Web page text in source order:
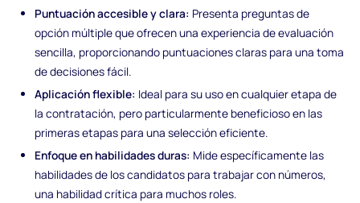
Puntuación accesible y clara: Presenta preguntas de
opción múltiple que ofrecen una experiencia de evaluación
sencilla, proporcionando puntuaciones claras para una toma
de decisiones fácil.
Aplicación flexible: Ideal para su uso en cualquier etapa de
la contratación, pero particularmente beneficioso en las
primeras etapas para una selección eficiente.
Enfoque en habilidades duras: Mide específicamente las
habilidades de los candidatos para trabajar con números,
una habilidad crítica para muchos roles.